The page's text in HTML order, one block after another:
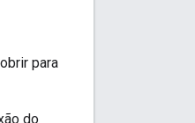
para
do